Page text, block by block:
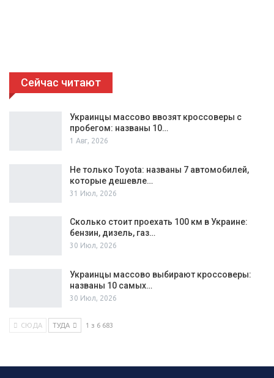
Сейчас читают
Украинцы массово ввозят кроссоверы с
пробегом: названы 10…
1 Авг, 2026
Не только Toyota: названы 7 автомобилей,
которые дешевле…
31 Июл, 2026
Сколько стоит проехать 100 км в Украине:
бензин, дизель, газ…
30 Июл, 2026
Украинцы массово выбирают кроссоверы:
названы 10 самых…
30 Июл, 2026
СЮДА ТУДА 1 з 6 683